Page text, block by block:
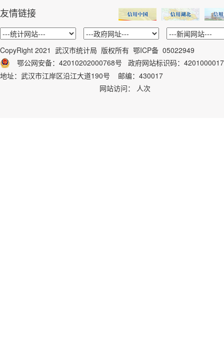
友情链接
CopyRight 2021 武汉市统计局 版权所有 鄂ICP备 05022949
鄂公网安备：42010202000768号 政府网站标识码： 4201000017
地址：武汉市江岸区沿江大道190号 邮编：430017
网站访问： 人次